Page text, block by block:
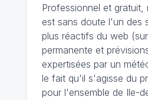
Professionnel et gratuit,
est sans doute l'un des
plus réactifs du web
permanente et
expertisées par un
le fait qu'il s'agisse du
pour l'ensemble de Ile-